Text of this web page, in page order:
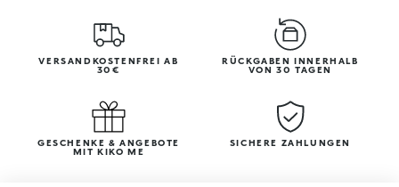
VERSANDKOSTENFREI AB
30€
RÜCKGABEN INNERHALB
VON 30 TAGEN
GESCHENKE & ANGEBOTE
MIT KIKO ME
SICHERE ZAHLUNGEN